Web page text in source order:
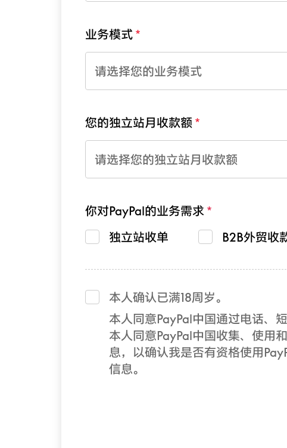
业务模式
请选择您的业务模式
您的独立站月收款额
请选择您的独立站月收款额
你对PayPal的业务需求
独立站收单
B2B外贸收
本人确认已满18周岁。
本人同意PayPal中国通过电话、
本人同意PayPal中国收集、使用
息，以确认我是否有资格使用
信息。